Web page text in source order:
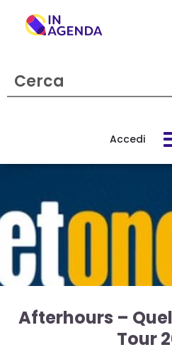
Accedi
Cerca
evento
Come
funziona
Afterhours –
Tour